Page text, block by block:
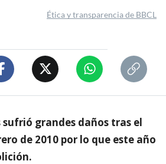
Ética y transparencia de BBCL
sufrió grandes daños tras el
de 2010 por lo que este año